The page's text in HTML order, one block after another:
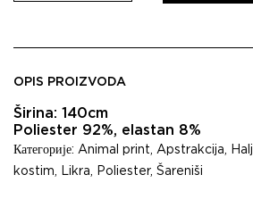
OPIS PROIZVODA
Širina: 140cm
Poliester 92%, elastan 8%
Категорије: Animal print, Apstrakcija,
kostim, Likra, Poliester, Šareniši